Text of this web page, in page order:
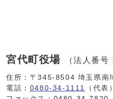
宮代町役場 （法人番
住所：〒345-8504 埼玉県南
電話： 0480-34-1111
（代表）